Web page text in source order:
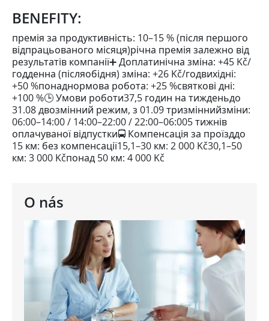
O nás
BENEFITY:
премія за продуктивність: 10–15 % (після першого
відпрацьованого місяця)річна премія залежно від
результатів компанії➕ Доплатинічна зміна: +45 Kč/
годденна (післяобідня) зміна: +26 Kč/годвихідні:
+50 %понаднормова робота: +25 %святкові дні:
+100 %🕒 Умови роботи37,5 годин на тижденьдо
31.08 двозмінний режим, з 01.09 тризміннийзміни:
06:00–14:00 / 14:00–22:00 / 22:00–06:005 тижнів
оплачуваної відпустки🚍 Компенсація за проїзддо
15 км: без компенсації15,1–30 км: 2 000 Kč30,1–50
км: 3 000 Kčпонад 50 км: 4 000 Kč